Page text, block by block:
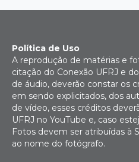
Política de Uso
A reprodução de matérias e
citação do Conexão UFRJ e
de áudio, deverão constar os
em sendo explicitados, dos
de vídeo, esses créditos
UFRJ no YouTube e, caso
Fotos devem ser atribuídas à
ao nome do fotógrafo.